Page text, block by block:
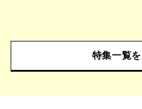
特集一覧